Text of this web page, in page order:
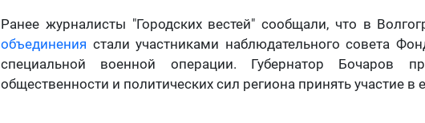
Ранее журналисты "Городских вестей" сообщали, что в
объединения стали участниками наблюдательного совета
специальной военной операции. Губернатор Бочаров
общественности и политических сил региона принять участие в